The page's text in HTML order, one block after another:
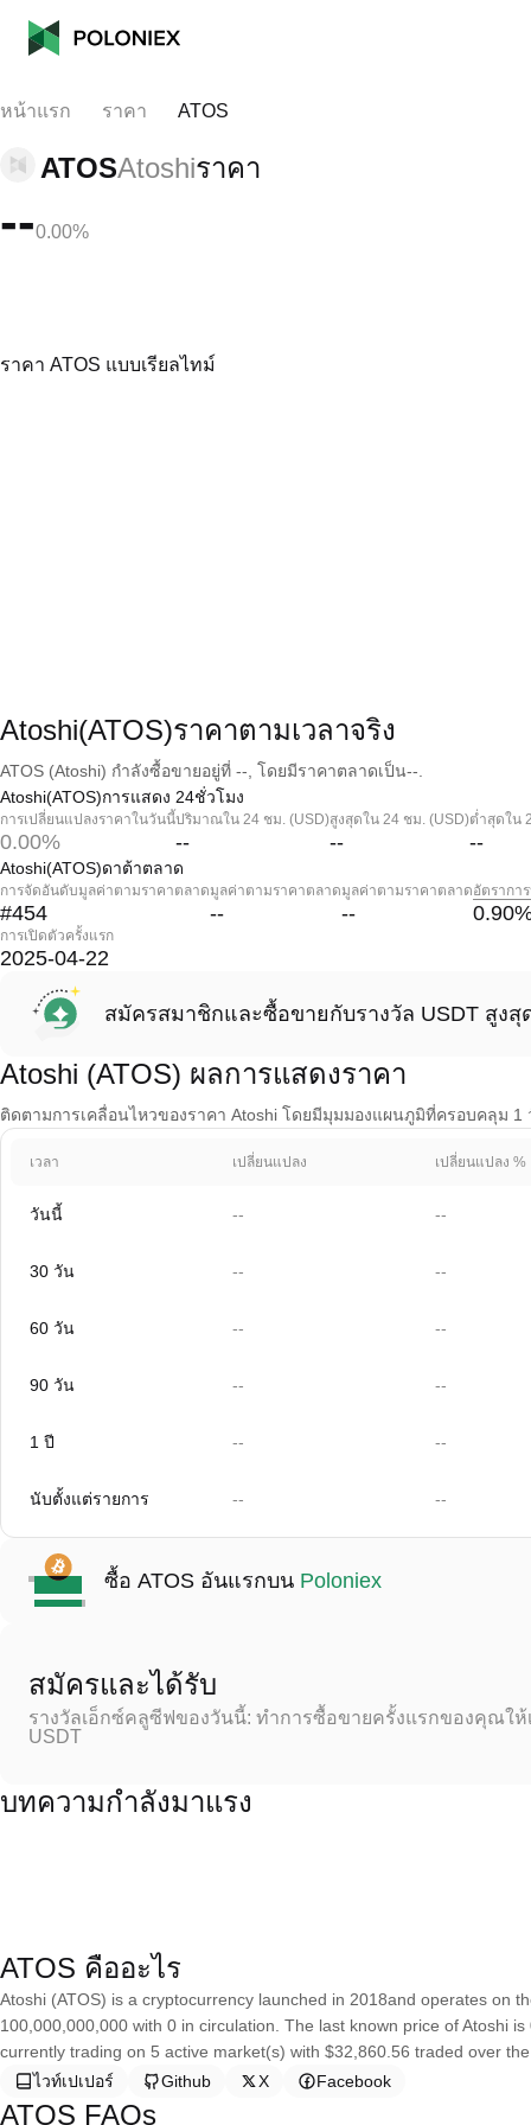
หน้าแรก ราคา ATOS
ATOSAtoshiราคา
--0.00%
ราคา ATOS แบบเรียลไทม์
Atoshi(ATOS)ราคาตามเวลาจริง
ATOS (Atoshi) กำลังซื้อขายอยู่ที่ --, โดยมีราคาตลาดเป็น--.
Atoshi(ATOS)การแสดง 24ชั่วโมง
การเปลี่ยนแปลงราคาในวันนี้
0.00%
ปริมาณใน 24 ชม. (USD)
--
สูงสุดใน 24 ชม. (USD)
--
ต่ำสุดใน
--
Atoshi(ATOS)ดาต้าตลาด
การจัดอันดับมูลค่าตามราคาตลาด
#454
มูลค่าตามราคาตลาด
--
มูลค่าตามราคาตลาด
--
อัตรากา
0.90
การเปิดตัวครั้งแรก
2025-04-22
สมัครสมาชิกและซื้อขายกับรางวัล USDT สูงสุ
Atoshi (ATOS) ผลการแสดงราคา
ติดตามการเคลื่อนไหวของราคา Atoshi โดยมีมุมมองแผนภูมิที่ครอบคลุม
เวลา เปลี่ยนแปลง เปลี่ยนแปลง %
วันนี้ -- --
30 วัน -- --
60 วัน -- --
90 วัน -- --
1 ปี -- --
นับตั้งแต่รายการ -- --
ซื้อ ATOS อันแรกบน Poloniex
สมัครและได้รับ
รางวัลเอ็กซ์คลูซีฟของวันนี้: ทำการซื้อขายครั้งแรกของคุณใ
USDT
บทความกำลังมาแรง
ATOS คืออะไร
Atoshi (ATOS) is a cryptocurrency launched in 2018and operates on
100,000,000,000 with 0 in circulation. The last known price of Atoshi
currently trading on 5 active market(s) with $32,860.56 traded over
ไวท์เปเปอร์
Github X Facebook
ATOS FAQs